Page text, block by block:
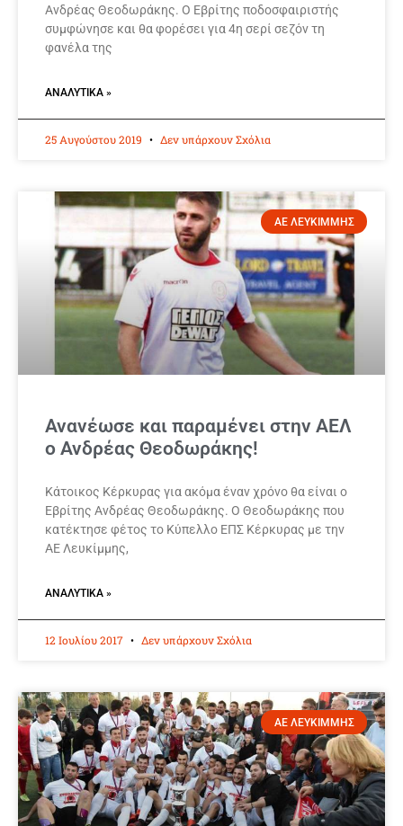
Ανδρέας Θεοδωράκης. Ο Εβρίτης ποδοσφαιριστής
συμφώνησε και θα φορέσει για 4η σερί σεζόν τη
φανέλα της
ΑΝΑΛΥΤΙΚΆ »
25 Αυγούστου 2019 Δεν υπάρχουν Σχόλια
ΑΕ ΛΕΥΚΙΜΜΗΣ
Ανανέωσε και παραμένει στην ΑΕΛ
ο Ανδρέας Θεοδωράκης!
Κάτοικος Κέρκυρας για ακόμα έναν χρόνο θα είναι ο
Εβρίτης Ανδρέας Θεοδωράκης. Ο Θεοδωράκης που
κατέκτησε φέτος το Κύπελλο ΕΠΣ Κέρκυρας με την
ΑΕ Λευκίμμης,
ΑΝΑΛΥΤΙΚΆ »
12 Ιουλίου 2017 Δεν υπάρχουν Σχόλια
ΑΕ ΛΕΥΚΙΜΜΗΣ